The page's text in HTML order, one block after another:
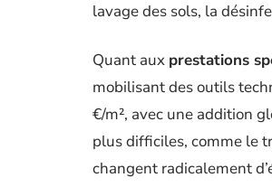
lavage des sols, la
Quant aux prestations
mobilisant des outils
€/m², avec une addition
plus difficiles, comme le
changent radicalement